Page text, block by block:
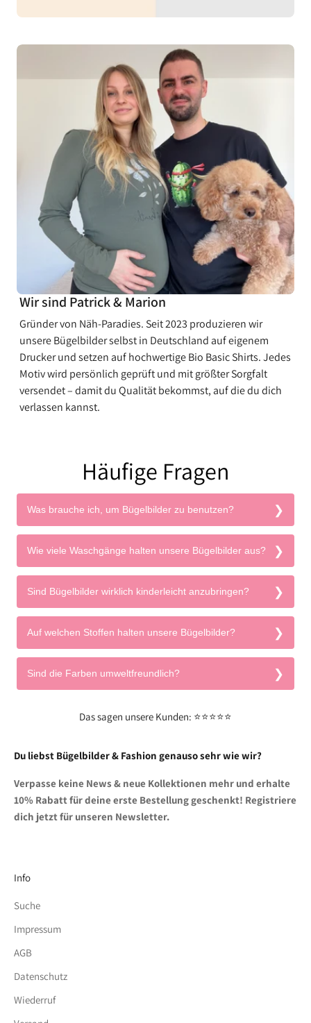
¡
Wir sind Patrick & Marion
Gründer von Näh-Paradies. Seit 2023 produzieren wir
unsere Bügelbilder selbst in Deutschland auf eigenem
Drucker und setzen auf hochwertige Bio Basic Shirts. Jedes
Motiv wird persönlich geprüft und mit größter Sorgfalt
versendet – damit du Qualität bekommst, auf die du dich
verlassen kannst.
Häufige Fragen
Was brauche ich, um Bügelbilder zu benutzen?
Wie viele Waschgänge halten unsere Bügelbilder aus?
Sind Bügelbilder wirklich kinderleicht anzubringen?
Auf welchen Stoffen halten unsere Bügelbilder?
Sind die Farben umweltfreundlich?
Das sagen unsere Kunden: ⭐⭐⭐⭐⭐
Du liebst Bügelbilder & Fashion genauso sehr wie wir?
Verpasse keine News & neue Kollektionen mehr und erhalte
10% Rabatt für deine erste Bestellung geschenkt! Registriere
dich jetzt für unseren Newsletter.
Info
Suche
Impressum
AGB
Datenschutz
Wiederruf